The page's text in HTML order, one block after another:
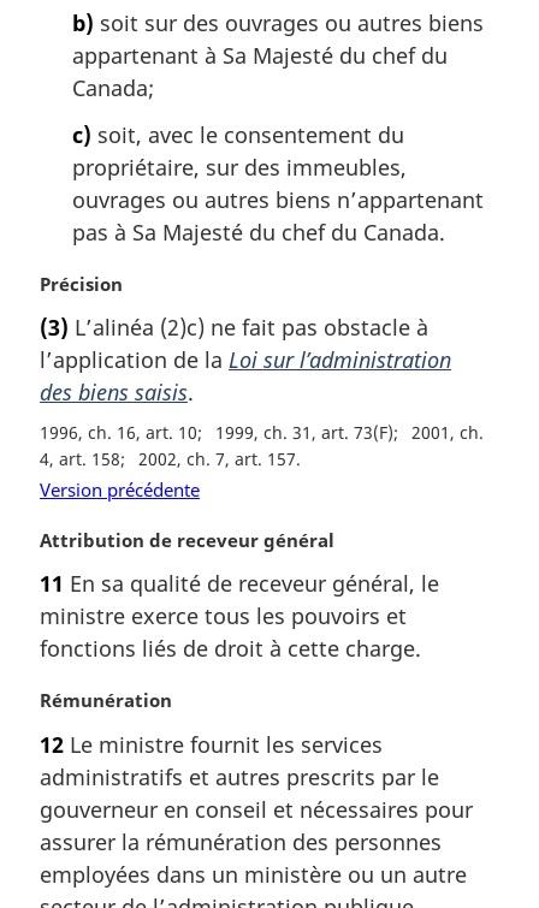
b) soit sur des ouvrages ou autres biens
appartenant à Sa Majesté du chef du
Canada;
c) soit, avec le consentement du
propriétaire, sur des immeubles,
ouvrages ou autres biens n’appartenant
pas à Sa Majesté du chef du Canada.
N
t
e
m
r
g
i
a
l
:
Précision
(3) L’alinéa (2)c) ne fait pas obstacle à
l’application de la Loi sur l’administration
des biens saisis.
1996, ch. 16, art. 10 1999, ch. 31, art. 73(F)
2001, ch.
4, art. 158
2002, ch. 7, art. 157
Version précédente
N
t
e
m
r
i
n
a
l
e
:
Attribution de receveur général
11 En sa qualité de receveur général, le
ministre exerce tous les pouvoirs et
fonctions liés de droit à cette charge.
N
t
e
m
a
g
Rémunération
12 Le ministre fournit les services
administratifs et autres prescrits par le
gouverneur en conseil et nécessaires pour
assurer la rémunération des personnes
employées dans un ministère ou un autre